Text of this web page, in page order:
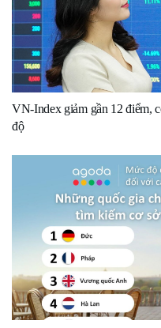
VN-Index giảm gần 12 điểm,
độ